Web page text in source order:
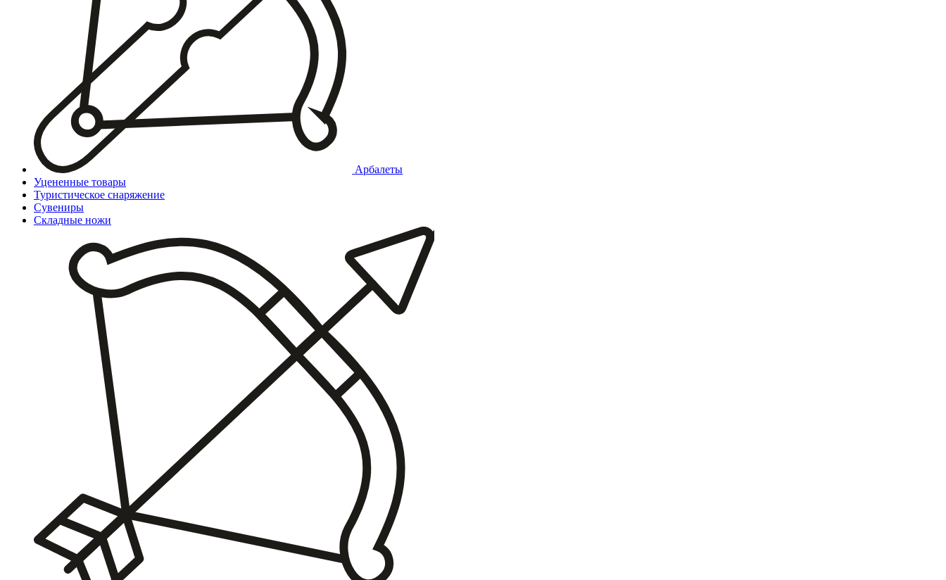
Арбалеты
Уцененные товары
Туристическое снаряжение
Сувениры
Складные ножи